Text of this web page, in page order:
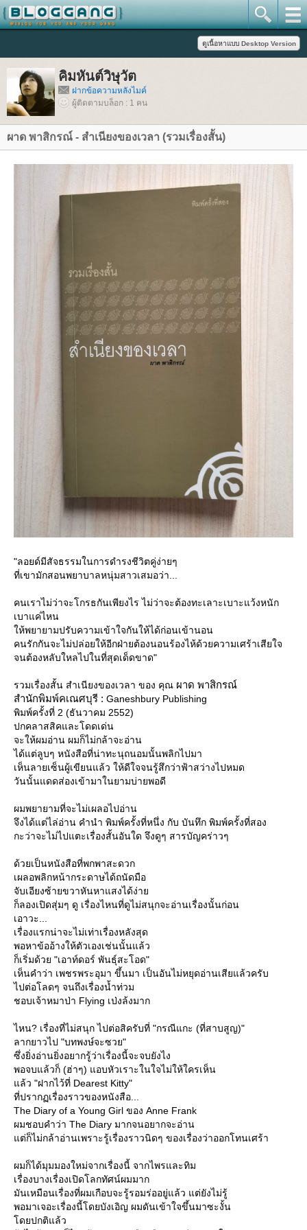
คิมหันต์วิษุวัต
ฝากข้อความหลังไมค์
ผู้ติดตามบล็อก : 1 คน
ผาด พาสิกรณ์ - สำเนียงของเวลา (รวมเรื่องสั้น)
"ลอยด์มีสัจธรรมในการดำรงชีวิตคู่ง่ายๆ
ที่เขามักสอนพยาบาลหนุ่มสาวเสมอว่า...
คนเราไม่ว่าจะโกรธกันเพียงไร ไม่ว่าจะต้องทะเลาะเบาะแว้งหนัก
เบาแค่ไหน
ห้พยายามปรับความเข้าใจกันให้ได้ก่อนเข้านอน
คนรักกันจะไม่ปล่อยให้อีกฝ่ายต้องนอนร้องไห้ด้วยความเศร้าเสียใจ
จนต้องหลับใหลไปในที่สุดเด็ดขาด"
รวมเรื่องสั้น สำเนียงของเวลา ของ คุณ ผาด พาสิกรณ์
สำนักพิมพ์คเณศบุรี : Ganeshbury Publishing
พิมพ์ครั้งที่ 2 (ธันวาคม 2552)
ปกคลาสสิคและโดดเด่น
จะให้ผมอ่าน ผมก็ไม่กล้าจะอ่าน
ได้แต่ลูบๆ หนังสือที่น่าทะนุถนอมนั้นพลิกไปมา
เห็นลายเซ็นผู้เขียนแล้ว ให้ดีใจจนรู้สึกว่าฟ้าสว่างไปหมด
วันนั้นแดดส่องเข้ามาในยามบ่ายพอดี
ผมพยายามที่จะไม่เผลอไปอ่าน
จึงได้แต่ไล่อ่าน คำนำ พิมพ์ครั้งที่หนึ่ง กับ บันทึก พิมพ์ครั้งที่สอง
กะว่าจะไม่ไปแตะเรื่องสั้นอันใด จึงดูๆ สารบัญคร่าวๆ
ด้วยเป็นหนังสือที่พกพาสะดวก
เผลอพลิกหน้ากระดาษได้ถนัดมือ
จับเอียงซ้ายขวาหันหาแสงได้ง่า
ก็ลองเปิดสุ่มๆ ดู เรื่องไหนที่ดูไม่สนุกจะอ่านเรื่องนั้นก่อน
เอาวะ...
เรื่องแรกน่าจะไม่เท่าเรื่องหลังสุด
พอหาข้ออ้างให้ตัวเองเช่นนั้นแล้ว
ก็เริ่มด้วย "เอาท์ดอร์ พันธุ์สะโอด"
เห็นคำว่า เพชรพระอุมา ขึ้นมา เป็นอันไม่หยุดอ่านเสียแล้วครับ
ไปต่อโลดๆ จนถึงเรื่องน้ำท่วม
ชอบเจ้าหมาป่า Flying เป่งล้งมาก
ไหน? เรื่องที่ไม่สนุก ไปต่อสิครับที่ "กรณีแกะ (ที่สาบสูญ)"
ลากยาวไป "บทพงษ์จะซวย"
ซึ่งยิ่งอ่านยิ่งอยากรู้ว่าเรื่องนี้จะจบยังไง
พอจบแล้วก็ (ฮ่าๆ) แอบหัวเราะในใจไม่ให้ใครเห็น
ล้ว "ฝากไว้ที่ Dearest Kitty"
ที่ปรากฏเรื่องราวของหนังสือ...
The Diary of a Young Girl ของ Anne Frank
ผมชอบคำว่า The Diary มากจนอยากจะอ่าน
ต่ก็ไม่กล้าอ่านเพราะรู้เรื่องราวนิดๆ ของเรื่องว่าออกโทนเศร้า
ผมก็ได้มุมมองใหม่จากเรื่องนี้ จากไพรและทิม
เรื่องบางเรื่องเปิดโลกทัศน์ผมมาก
มันเหมือนเรื่องที่ผมเกือบจะรู้รอมร่ออยู่แล้ว แต่ยังไม่รู้
พอมาเจอะเรื่องนี้โดยบังเอิญ ผมดันเข้าใจขึ้นมาซะงั้น
ดยปกติแล้ว